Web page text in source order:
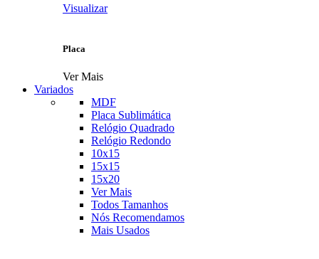
Visualizar
Placa
Ver Mais
Variados
MDF
Placa Sublimática
Relógio Quadrado
Relógio Redondo
10x15
15x15
15x20
Ver Mais
Todos Tamanhos
Nós Recomendamos
Mais Usados